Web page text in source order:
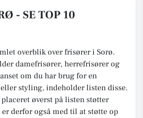
- SE TOP 10
overblik over frisører i Sorø.
damefrisører, herrefrisører og
om du har brug for en
styling, indeholder listen disse.
øverst på listen støtter
er derfor også med til at støtte op